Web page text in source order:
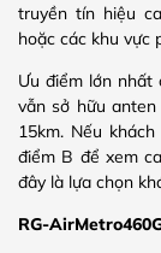
truyền tín hiệu
hoặc các khu vực
Ưu điểm lớn
vẫn sở hữu
15km. Nếu
điểm B để xem
đây là lựa chọn
RG-